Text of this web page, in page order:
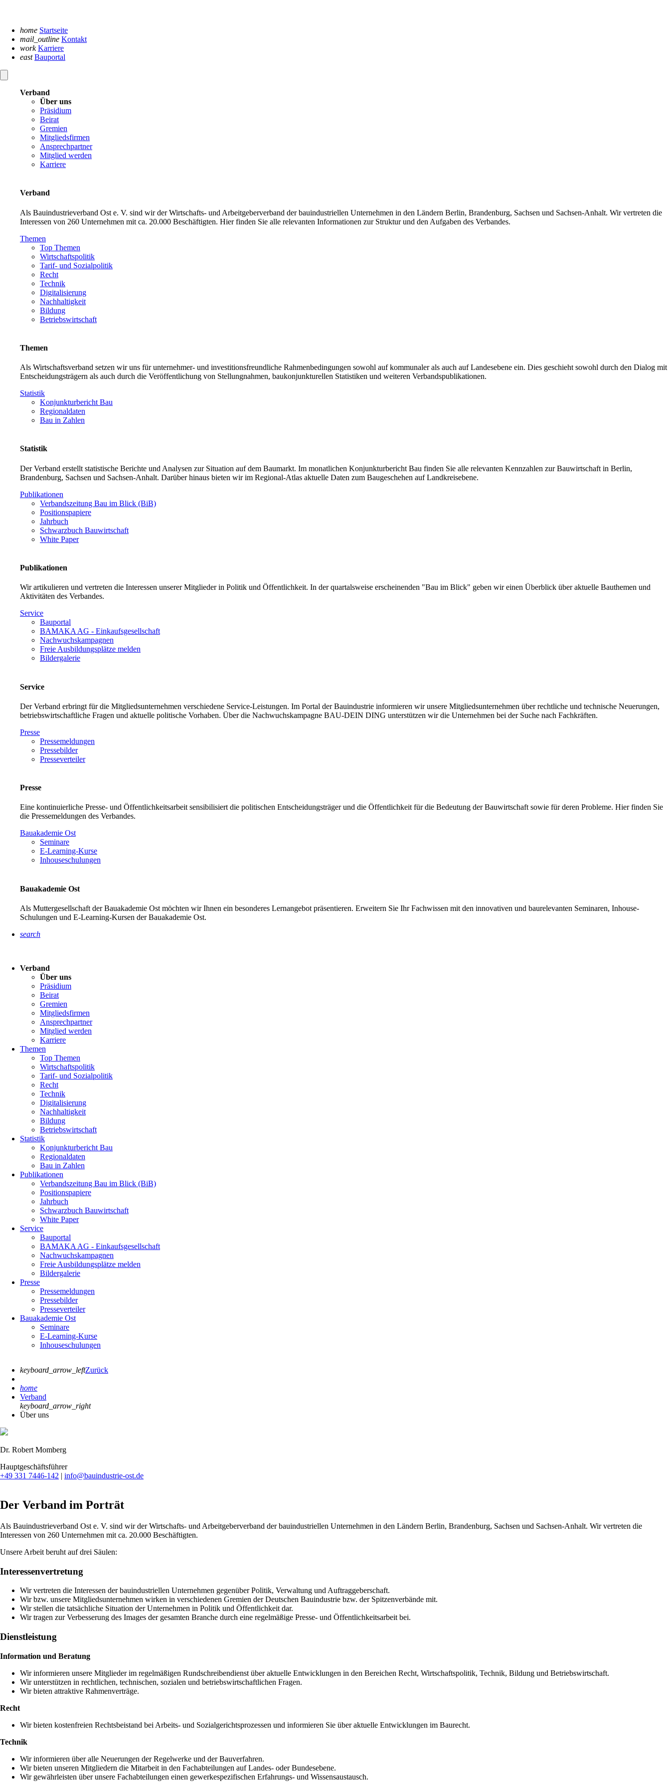
home Startseite
mail_outline Kontakt
work Karriere
east Bauportal
Verband
Über uns
Präsidium
Beirat
Gremien
Mitgliedsfirmen
Ansprechpartner
Mitglied werden
Karriere
Verband
Als Bauindustrieverband Ost e. V. sind wir der Wirtschafts- und Arbeitgeberverband der bauindustriellen Unternehmen in den Ländern Berlin, Brandenburg, Sachsen und Sachsen-Anhalt. Wir vertreten die
Interessen von 260 Unternehmen mit ca. 20.000 Beschäftigten. Hier finden Sie alle relevanten Informationen zur Struktur und den Aufgaben des Verbandes.
Themen
Top Themen
Wirtschaftspolitik
Tarif- und Sozialpolitik
Recht
Technik
Digitalisierung
Nachhaltigkeit
Bildung
Betriebswirtschaft
Themen
Als Wirtschaftsverband setzen wir uns für unternehmer- und investitionsfreundliche Rahmenbedingungen sowohl auf kommunaler als auch auf Landesebene ein. Dies geschieht sowohl durch den Dialog mit
Entscheidungsträgern als auch durch die Veröffentlichung von Stellungnahmen, baukonjunkturellen Statistiken und weiteren Verbandspublikationen.
Statistik
Konjunkturbericht Bau
Regionaldaten
Bau in Zahlen
Statistik
Der Verband erstellt statistische Berichte und Analysen zur Situation auf dem Baumarkt. Im monatlichen Konjunkturbericht Bau finden Sie alle relevanten Kennzahlen zur Bauwirtschaft in Berlin,
Brandenburg, Sachsen und Sachsen-Anhalt. Darüber hinaus bieten wir im Regional-Atlas aktuelle Daten zum Baugeschehen auf Landkreisebene.
Publikationen
Verbandszeitung Bau im Blick (BiB)
Positionspapiere
Jahrbuch
Schwarzbuch Bauwirtschaft
White Paper
Publikationen
Wir artikulieren und vertreten die Interessen unserer Mitglieder in Politik und Öffentlichkeit. In der quartalsweise erscheinenden "Bau im Blick" geben wir einen Überblick über aktuelle Bauthemen und
Aktivitäten des Verbandes.
Service
Bauportal
BAMAKA AG - Einkaufsgesellschaft
Nachwuchskampagnen
Freie Ausbildungsplätze melden
Bildergalerie
Service
Der Verband erbringt für die Mitgliedsunternehmen verschiedene Service-Leistungen. Im Portal der Bauindustrie informieren wir unsere Mitgliedsunternehmen über rechtliche und technische Neuerungen,
betriebswirtschaftliche Fragen und aktuelle politische Vorhaben. Über die Nachwuchskampagne BAU-DEIN DING unterstützen wir die Unternehmen bei der Suche nach Fachkräften.
Presse
Pressemeldungen
Pressebilder
Presseverteiler
Presse
Eine kontinuierliche Presse- und Öffentlichkeitsarbeit sensibilisiert die politischen Entscheidungsträger und die Öffentlichkeit für die Bedeutung der Bauwirtschaft sowie für deren Probleme. Hier finden Sie
die Pressemeldungen des Verbandes.
Bauakademie Ost
Seminare
E-Learning-Kurse
Inhouseschulungen
Bauakademie Ost
Als Muttergesellschaft der Bauakademie Ost möchten wir Ihnen ein besonderes Lernangebot präsentieren. Erweitern Sie Ihr Fachwissen mit den innovativen und baurelevanten Seminaren, Inhouse-
Schulungen und E-Learning-Kursen der Bauakademie Ost.
search
Verband
Über uns
Präsidium
Beirat
Gremien
Mitgliedsfirmen
Ansprechpartner
Mitglied werden
Karriere
Themen
Top Themen
Wirtschaftspolitik
Tarif- und Sozialpolitik
Recht
Technik
Digitalisierung
Nachhaltigkeit
Bildung
Betriebswirtschaft
Statistik
Konjunkturbericht Bau
Regionaldaten
Bau in Zahlen
Publikationen
Verbandszeitung Bau im Blick (BiB)
Positionspapiere
Jahrbuch
Schwarzbuch Bauwirtschaft
White Paper
Service
Bauportal
BAMAKA AG - Einkaufsgesellschaft
Nachwuchskampagnen
Freie Ausbildungsplätze melden
Bildergalerie
Presse
Pressemeldungen
Pressebilder
Presseverteiler
Bauakademie Ost
Seminare
E-Learning-Kurse
Inhouseschulungen
keyboard_arrow_leftZurück
home
Verband
keyboard_arrow_right
Über uns
Dr. Robert Momberg
Hauptgeschäftsführer
+49 331 7446-142 | info@bauindustrie-ost.de
Der Verband im Porträt
Als Bauindustrieverband Ost e. V. sind wir der Wirtschafts- und Arbeitgeberverband der bauindustriellen Unternehmen in den Ländern Berlin, Brandenburg, Sachsen und Sachsen-Anhalt. Wir vertreten die
Interessen von 260 Unternehmen mit ca. 20.000 Beschäftigten.
Unsere Arbeit beruht auf drei Säulen:
Interessenvertretung
Wir vertreten die Interessen der bauindustriellen Unternehmen gegenüber Politik, Verwaltung und Auftraggeberschaft.
Wir bzw. unsere Mitgliedsunternehmen wirken in verschiedenen Gremien der Deutschen Bauindustrie bzw. der Spitzenverbände mit.
Wir stellen die tatsächliche Situation der Unternehmen in Politik und Öffentlichkeit dar.
Wir tragen zur Verbesserung des Images der gesamten Branche durch eine regelmäßige Presse- und Öffentlichkeitsarbeit bei.
Dienstleistung
Information und Beratung
Wir informieren unsere Mitglieder im regelmäßigen Rundschreibendienst über aktuelle Entwicklungen in den Bereichen Recht, Wirtschaftspolitik, Technik, Bildung und Betriebswirtschaft.
Wir unterstützen in rechtlichen, technischen, sozialen und betriebswirtschaftlichen Fragen.
Wir bieten attraktive Rahmenverträge.
Recht
Wir bieten kostenfreien Rechtsbeistand bei Arbeits- und Sozialgerichtsprozessen und informieren Sie über aktuelle Entwicklungen im Baurecht.
Technik
Wir informieren über alle Neuerungen der Regelwerke und der Bauverfahren.
Wir bieten unseren Mitgliedern die Mitarbeit in den Fachabteilungen auf Landes- oder Bundesebene.
Wir gewährleisten über unsere Fachabteilungen einen gewerkespezifischen Erfahrungs- und Wissensaustausch.